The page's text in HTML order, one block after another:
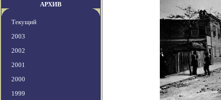
АРХИВ
Текущий
2003
2002
2001
2000
1999